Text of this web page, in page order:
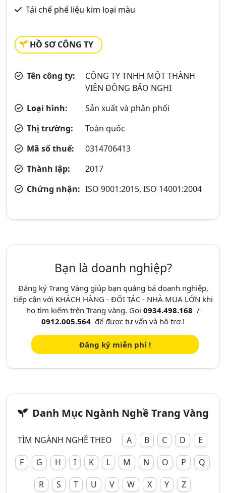
Tái chế phế liệu kim loại màu
HỒ SƠ CÔNG TY
Tên công ty:
CÔNG TY TNHH MỘT THÀNH
VIÊN ĐỒNG BẢO NGHI
Loại hình:
Sản xuất và phân phối
Thị trường:
Toàn quốc
Mã số thuế:
0314706413
Thành lập:
2017
Chứng nhận: ISO 9001:2015, ISO 14001:2004
Bạn là doanh nghiệp?
Đăng ký Trang Vàng giúp bạn quảng bá doanh nghiệp,
tiếp cận với KHÁCH HÀNG - ĐỐI TÁC - NHÀ MUA LỚN khi
họ tìm kiếm trên Trang vàng. Gọi 0934.498.168 /
0912.005.564 để được tư vấn và hỗ trợ !
Đăng ký miễn phí !
Danh Mục Ngành Nghề Trang Vàng
TÌM NGÀNH NGHỀ THEO A B C D
E
F
G H I K L M N O P
Q
R
S T U V W X Y Z